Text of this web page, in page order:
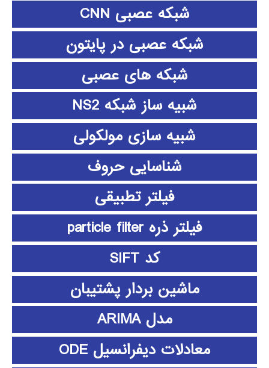
شبکه عصبی CNN
شبکه عصبی در پایتون
شبکه های عصبی
شبیه ساز شبکه NS2
شبیه سازی مولکولی
شناسایی حروف
فیلتر تطبیقی
فیلتر ذره particle filter
کد SIFT
ماشین بردار پشتیبان
مدل ARIMA
معادلات دیفرانسیل ODE